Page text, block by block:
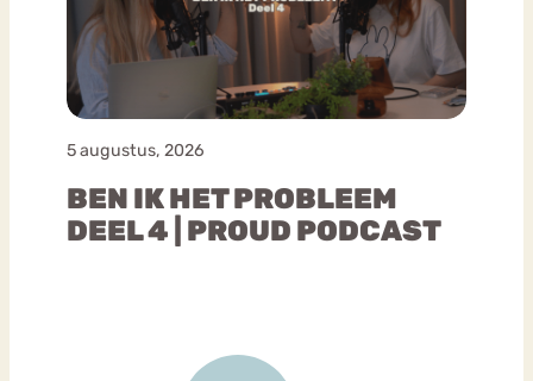
5 augustus, 2026
BEN IK HET PROBLEEM
DEEL 4 | PROUD PODCAST